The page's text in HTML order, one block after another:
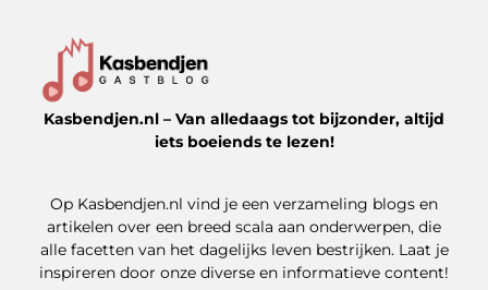
Kasbendjen.nl – Van alledaags tot bijzonder, altijd
iets boeiends te lezen!
Op Kasbendjen.nl vind je een verzameling blogs en
artikelen over een breed scala aan onderwerpen, die
alle facetten van het dagelijks leven bestrijken. Laat je
inspireren door onze diverse en informatieve content!